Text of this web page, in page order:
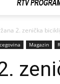
2. zenička
Magazin